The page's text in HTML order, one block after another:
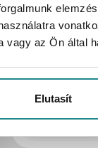
vagy az Ön által
Elutasít
Kartonmennyiség
Bruttó egységár
Bruttó ár:
m